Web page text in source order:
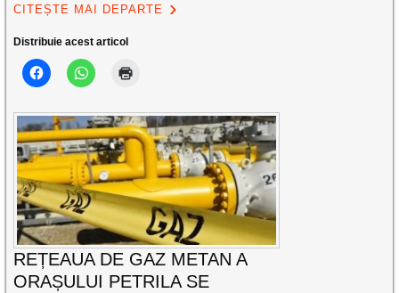
CITEȘTE MAI DEPARTE
Distribuie acest articol
REȚEAUA DE GAZ METAN A
ORAȘULUI PETRILA SE